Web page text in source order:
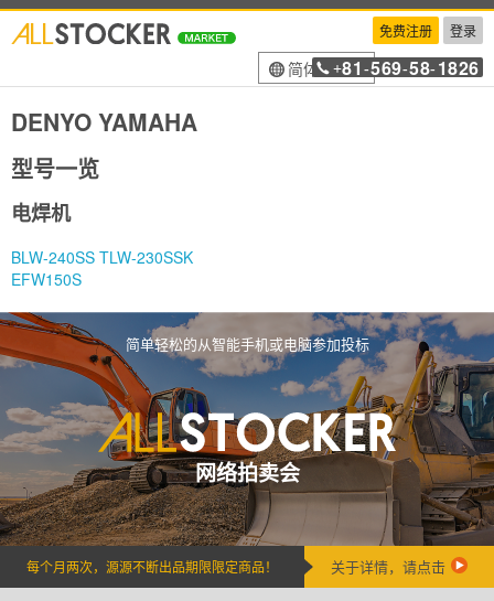
免费注册 登录
简体中文
+81 -569-58-1826
DENYO YAMAHA
型号一览
电焊机
BLW-240SS TLW-230SSK
EFW150S
简单轻松的从智能手机或电脑参加投标
网络拍卖会
每个月两次，源源不断出品期限限定商品！ 关于详情，请点击